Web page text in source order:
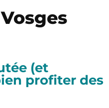
(et
profiter des